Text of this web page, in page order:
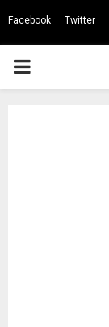
Facebook Twitter
PRIMARY